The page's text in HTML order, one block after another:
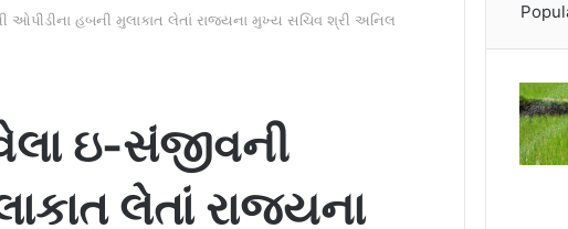
હબની મુલાકાત લેતાં રાજયના મુખ્ય સચિવ શ્રી અનિલ
ઇ-સંજીવની
લેતાં રાજયના